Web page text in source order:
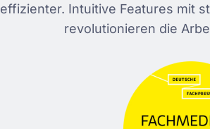
effizienter. Intuitive Features mit
revolutionieren die